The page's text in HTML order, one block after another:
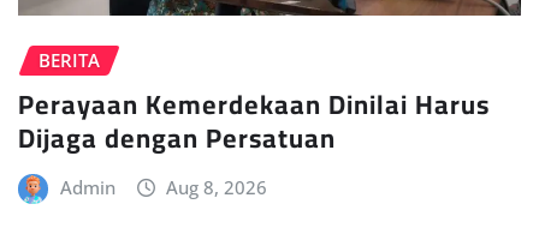
BERITA
Perayaan Kemerdekaan Dinilai Harus
Dijaga dengan Persatuan
Admin Aug 8, 2026